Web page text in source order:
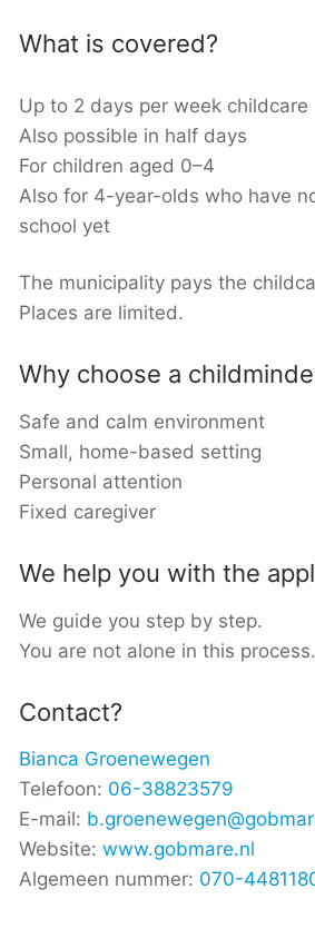
What is covered?
Up to 2 days per week childcare
Also possible in half days
For children aged 0–4
Also for 4-year-olds who have
school yet
The municipality pays the
Places are limited.
Why choose a
Safe and calm environment
Small, home-based setting
Personal attention
Fixed caregiver
We help you with the
We guide you step by step.
You are not alone in this process.
Contact?
Bianca Groenewegen
Telefoon: 06-38823579
E-mail:
Website: www.gobmare.nl
Algemeen nummer: 070-